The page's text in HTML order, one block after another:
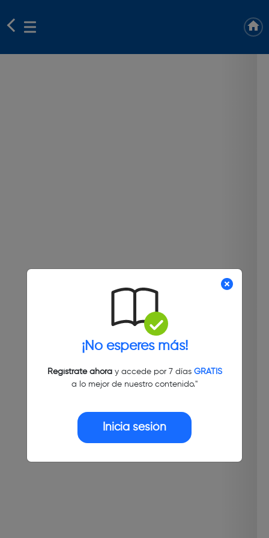
¡No esperes más!
Regístrate ahoray accede por 7 días GRATIS
a lo mejor de nuestro contenido."
Inicia sesión